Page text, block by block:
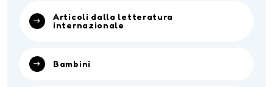
Articoli dalla letteratura
internazionale
Bambini